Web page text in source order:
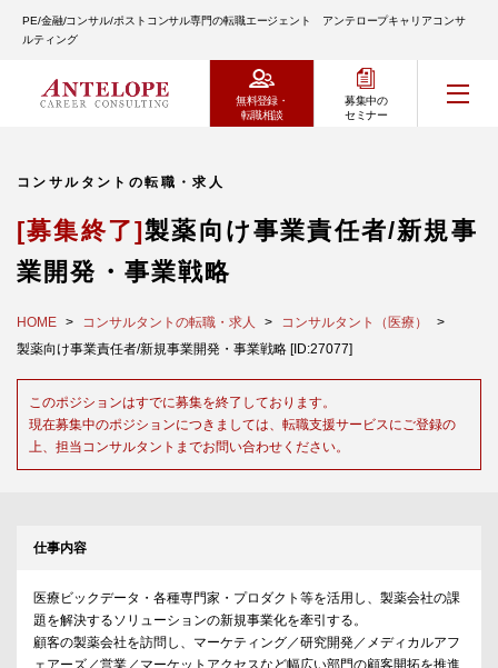
PE/金融/コンサル/ポストコンサル専門の転職エージェント アンテロープキャリアコンサ
ルティング
無料登録・
転職相談
募集中の
セミナー
コンサルタントの転職・求人
[募集終了]製薬向け事業責任者/新規事
業開発・事業戦略
HOME コンサルタントの転職・求人
コンサルタント（医療）
製薬向け事業責任者/新規事業開発・事業戦略 [ID:27077]
このポジションはすでに募集を終了しております。
現在募集中のポジションにつきましては、転職支援サービスにご登録の
上、担当コンサルタントまでお問い合わせください。
仕事内容
医療ビックデータ・各種専門家・プロダクト等を活用し、製薬会社の課
題を解決するソリューションの新規事業化を牽引する。
顧客の製薬会社を訪問し、マーケティング／研究開発／メディカルアフ
ェアーズ／営業／マーケットアクセスなど幅広い部門の顧客開拓を推進